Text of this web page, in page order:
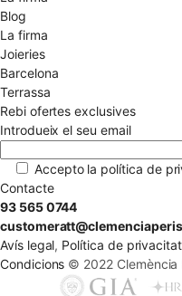
Blog
La firma
Joieries
Barcelona
Terrassa
Rebi ofertes exclusives
Introdueix el seu email
Accepto la política de
Contacte
93 565 0744
Avís legal, Política de privacitat
Condicions © 2022 Clemència